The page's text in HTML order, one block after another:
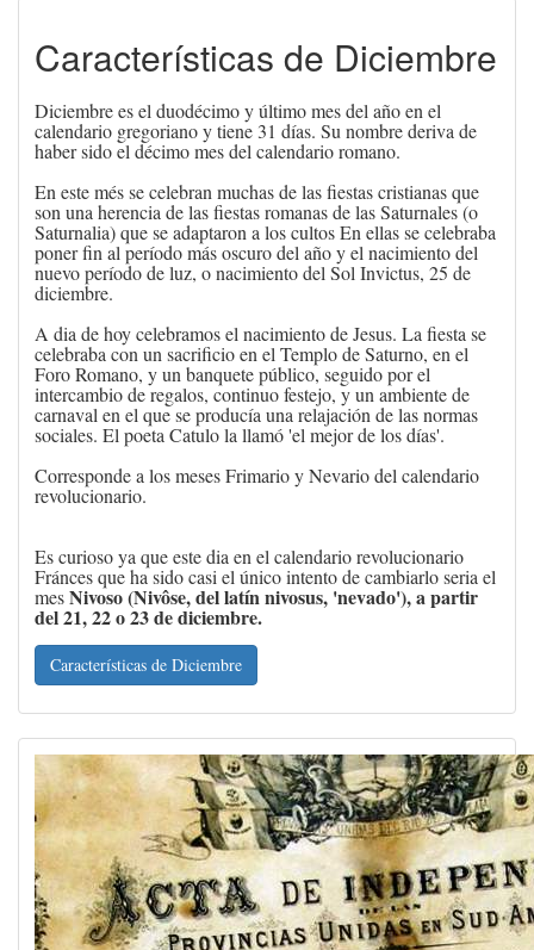
Características de Diciembre
Diciembre es el duodécimo y último mes del año en el
calendario gregoriano y tiene 31 días. Su nombre deriva de
haber sido el décimo mes del calendario romano.
En este més se celebran muchas de las fiestas cristianas que
son una herencia de las fiestas romanas de las Saturnales (o
Saturnalia) que se adaptaron a los cultos En ellas se celebraba
poner fin al período más oscuro del año y el nacimiento del
nuevo período de luz, o nacimiento del Sol Invictus, 25 de
diciembre.
A dia de hoy celebramos el nacimiento de Jesus. La fiesta se
celebraba con un sacrificio en el Templo de Saturno, en el
Foro Romano, y un banquete público, seguido por el
intercambio de regalos, continuo festejo, y un ambiente de
carnaval en el que se producía una relajación de las normas
sociales.​ El poeta Catulo la llamó 'el mejor de los días'.
​Corresponde a los meses Frimario y Nevario del calendario
revolucionario.
Es curioso ya que este dia en el calendario revolucionario
Fránces que ha sido casi el único intento de cambiarlo seria el
mesNivoso(Nivôse, del latín nivosus, 'nevado'), a partir
del 21, 22 o 23 de diciembre.
Características de Diciembre